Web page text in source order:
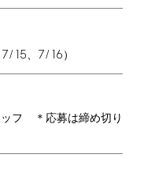
7/15、 7/16）
ッフ ＊応募は締め切り